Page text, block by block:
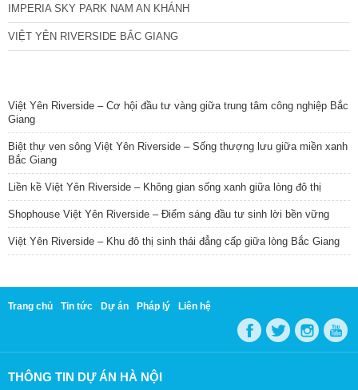
IMPERIA SKY PARK NAM AN KHÁNH
VIỆT YÊN RIVERSIDE BẮC GIANG
Việt Yên Riverside – Cơ hội đầu tư vàng giữa trung tâm công nghiệp Bắc
Giang
Biệt thự ven sông Việt Yên Riverside – Sống thượng lưu giữa miền xanh
Bắc Giang
Liền kề Việt Yên Riverside – Không gian sống xanh giữa lòng đô thị
Shophouse Việt Yên Riverside – Điểm sáng đầu tư sinh lời bền vững
Việt Yên Riverside – Khu đô thị sinh thái đẳng cấp giữa lòng Bắc Giang
Trang chủ Tin tức Dự án Pháp lý Liên hệ
THÔNG TIN DỰ ÁN HÀ NỘI